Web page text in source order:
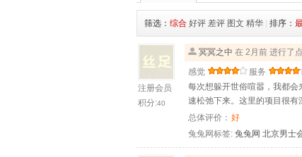
筛选： 综合 好评 差评 图文 精华 排序：
注册会员
积分:40
冥冥之中 在 2月前 进行了
感觉
服务
每次想躲开世俗喧嚣，我都
速松弛下来。这里的项目很有
总体评价： 好
兔兔网标签: 兔兔网 北京男士